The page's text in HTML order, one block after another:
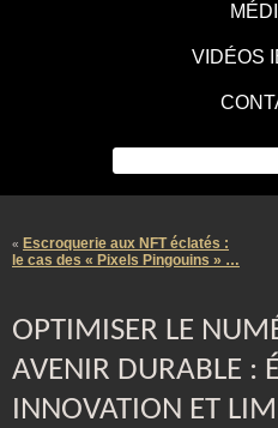
VIDÉOS
« Escroquerie aux NFT éclatés :
le cas des « Pixels Pingouins » …
OPTIMISER LE
AVENIR DURABLE :
INNOVATION ET